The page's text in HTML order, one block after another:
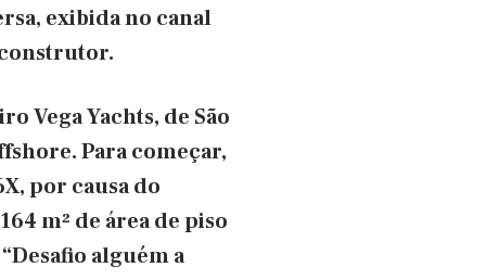
exibida no canal
Vega Yachts, de São
Para começar,
por causa do
m² de área de piso
alguém a